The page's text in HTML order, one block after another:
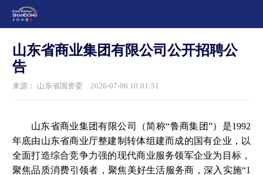
山东省商业集团有限公司公开招聘公
告
来源： 山东省国资委 2026-07-06 10:01:51
山东省商业集团有限公司（简称“鲁商集团”）是1992
年底由山东省商业厅整建制转体组建而成的国有企业，以
全面打造综合竞争力强的现代商业服务领军企业为目标，
聚焦品质消费引领者，聚焦美好生活服务商，深入实施“1